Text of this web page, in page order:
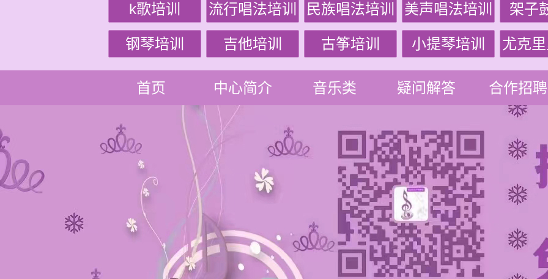
k歌培训 流行唱法培训 民族唱法培训 美声唱法培训 架子
钢琴培训 吉他培训 古筝培训 小提琴培训 尤克
首页 中心简介 音乐类 疑问解答 合作招聘